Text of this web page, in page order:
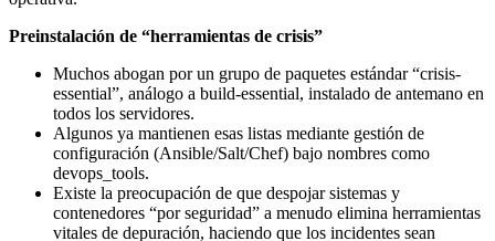
Preinstalación de “herramientas de crisis”
Muchos abogan por un grupo de paquetes estándar “crisis-
essential”, análogo a build-essential, instalado de antemano en
todos los servidores.
Algunos ya mantienen esas listas mediante gestión de
configuración (Ansible/Salt/Chef) bajo nombres como
devops_tools.
Existe la preocupación de que despojar sistemas y
contenedores “por seguridad” a menudo elimina herramientas
vitales de depuración, haciendo que los incidentes sean